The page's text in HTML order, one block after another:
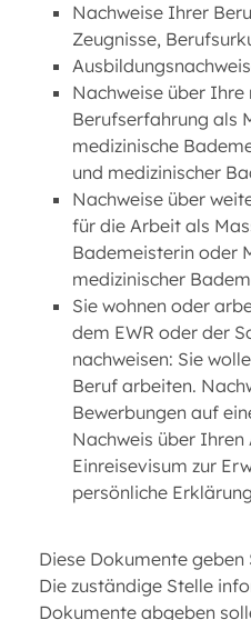
Nachweise Ihrer
Zeugnisse,
Nachweise über Ihre
Berufserfahrung als
medizinische
und medizinischer
Nachweise über
für die Arbeit als
Bademeisterin oder
medizinischer
Sie wohnen oder
dem EWR oder der
nachweisen: Sie
Beruf arbeiten.
Bewerbungen auf
Nachweis über
Einreisevisum zur
persönliche Erklärung
Diese Dokumente
Die zuständige Stelle
Dokumente abgeben